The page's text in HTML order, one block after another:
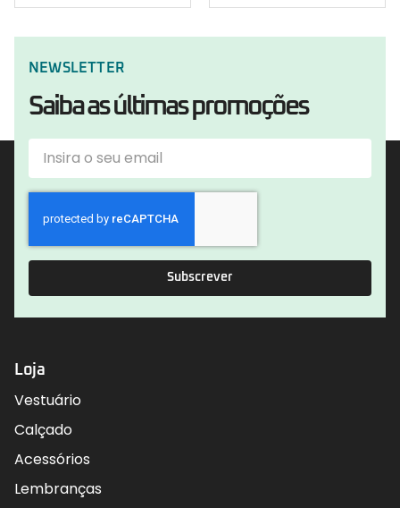
NEWSLETTER
Saiba as últimas promoções
Subscrever
Loja
Vestuário
Calçado
Acessórios
Lembranças